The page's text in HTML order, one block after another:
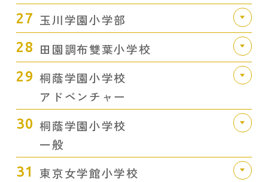
27 玉川学園小学部
28 田園調布雙葉小学校
29 桐蔭学園小学校
アドベンチャー
30 桐蔭学園小学校
一般
31
東京女学館小学校